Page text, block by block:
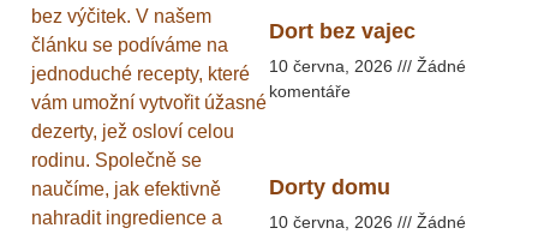
bez výčitek. V našem
článku se podíváme na
jednoduché recepty, které
vám umožní vytvořit úžasné
dezerty, jež osloví celou
rodinu. Společně se
naučíme, jak efektivně
nahradit ingredience a
Dort bez vajec
10 června, 2026
Žádné
komentáře
Dorty domu
10 června, 2026
Žádné